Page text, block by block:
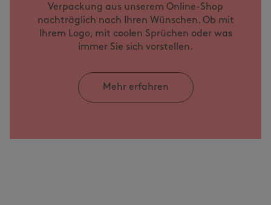
Verpackung aus unserem Online-Shop
nachträglich nach Ihren Wünschen. Ob mit
Ihrem Logo, mit coolen Sprüchen oder was
immer Sie sich vorstellen.
Mehr erfahren